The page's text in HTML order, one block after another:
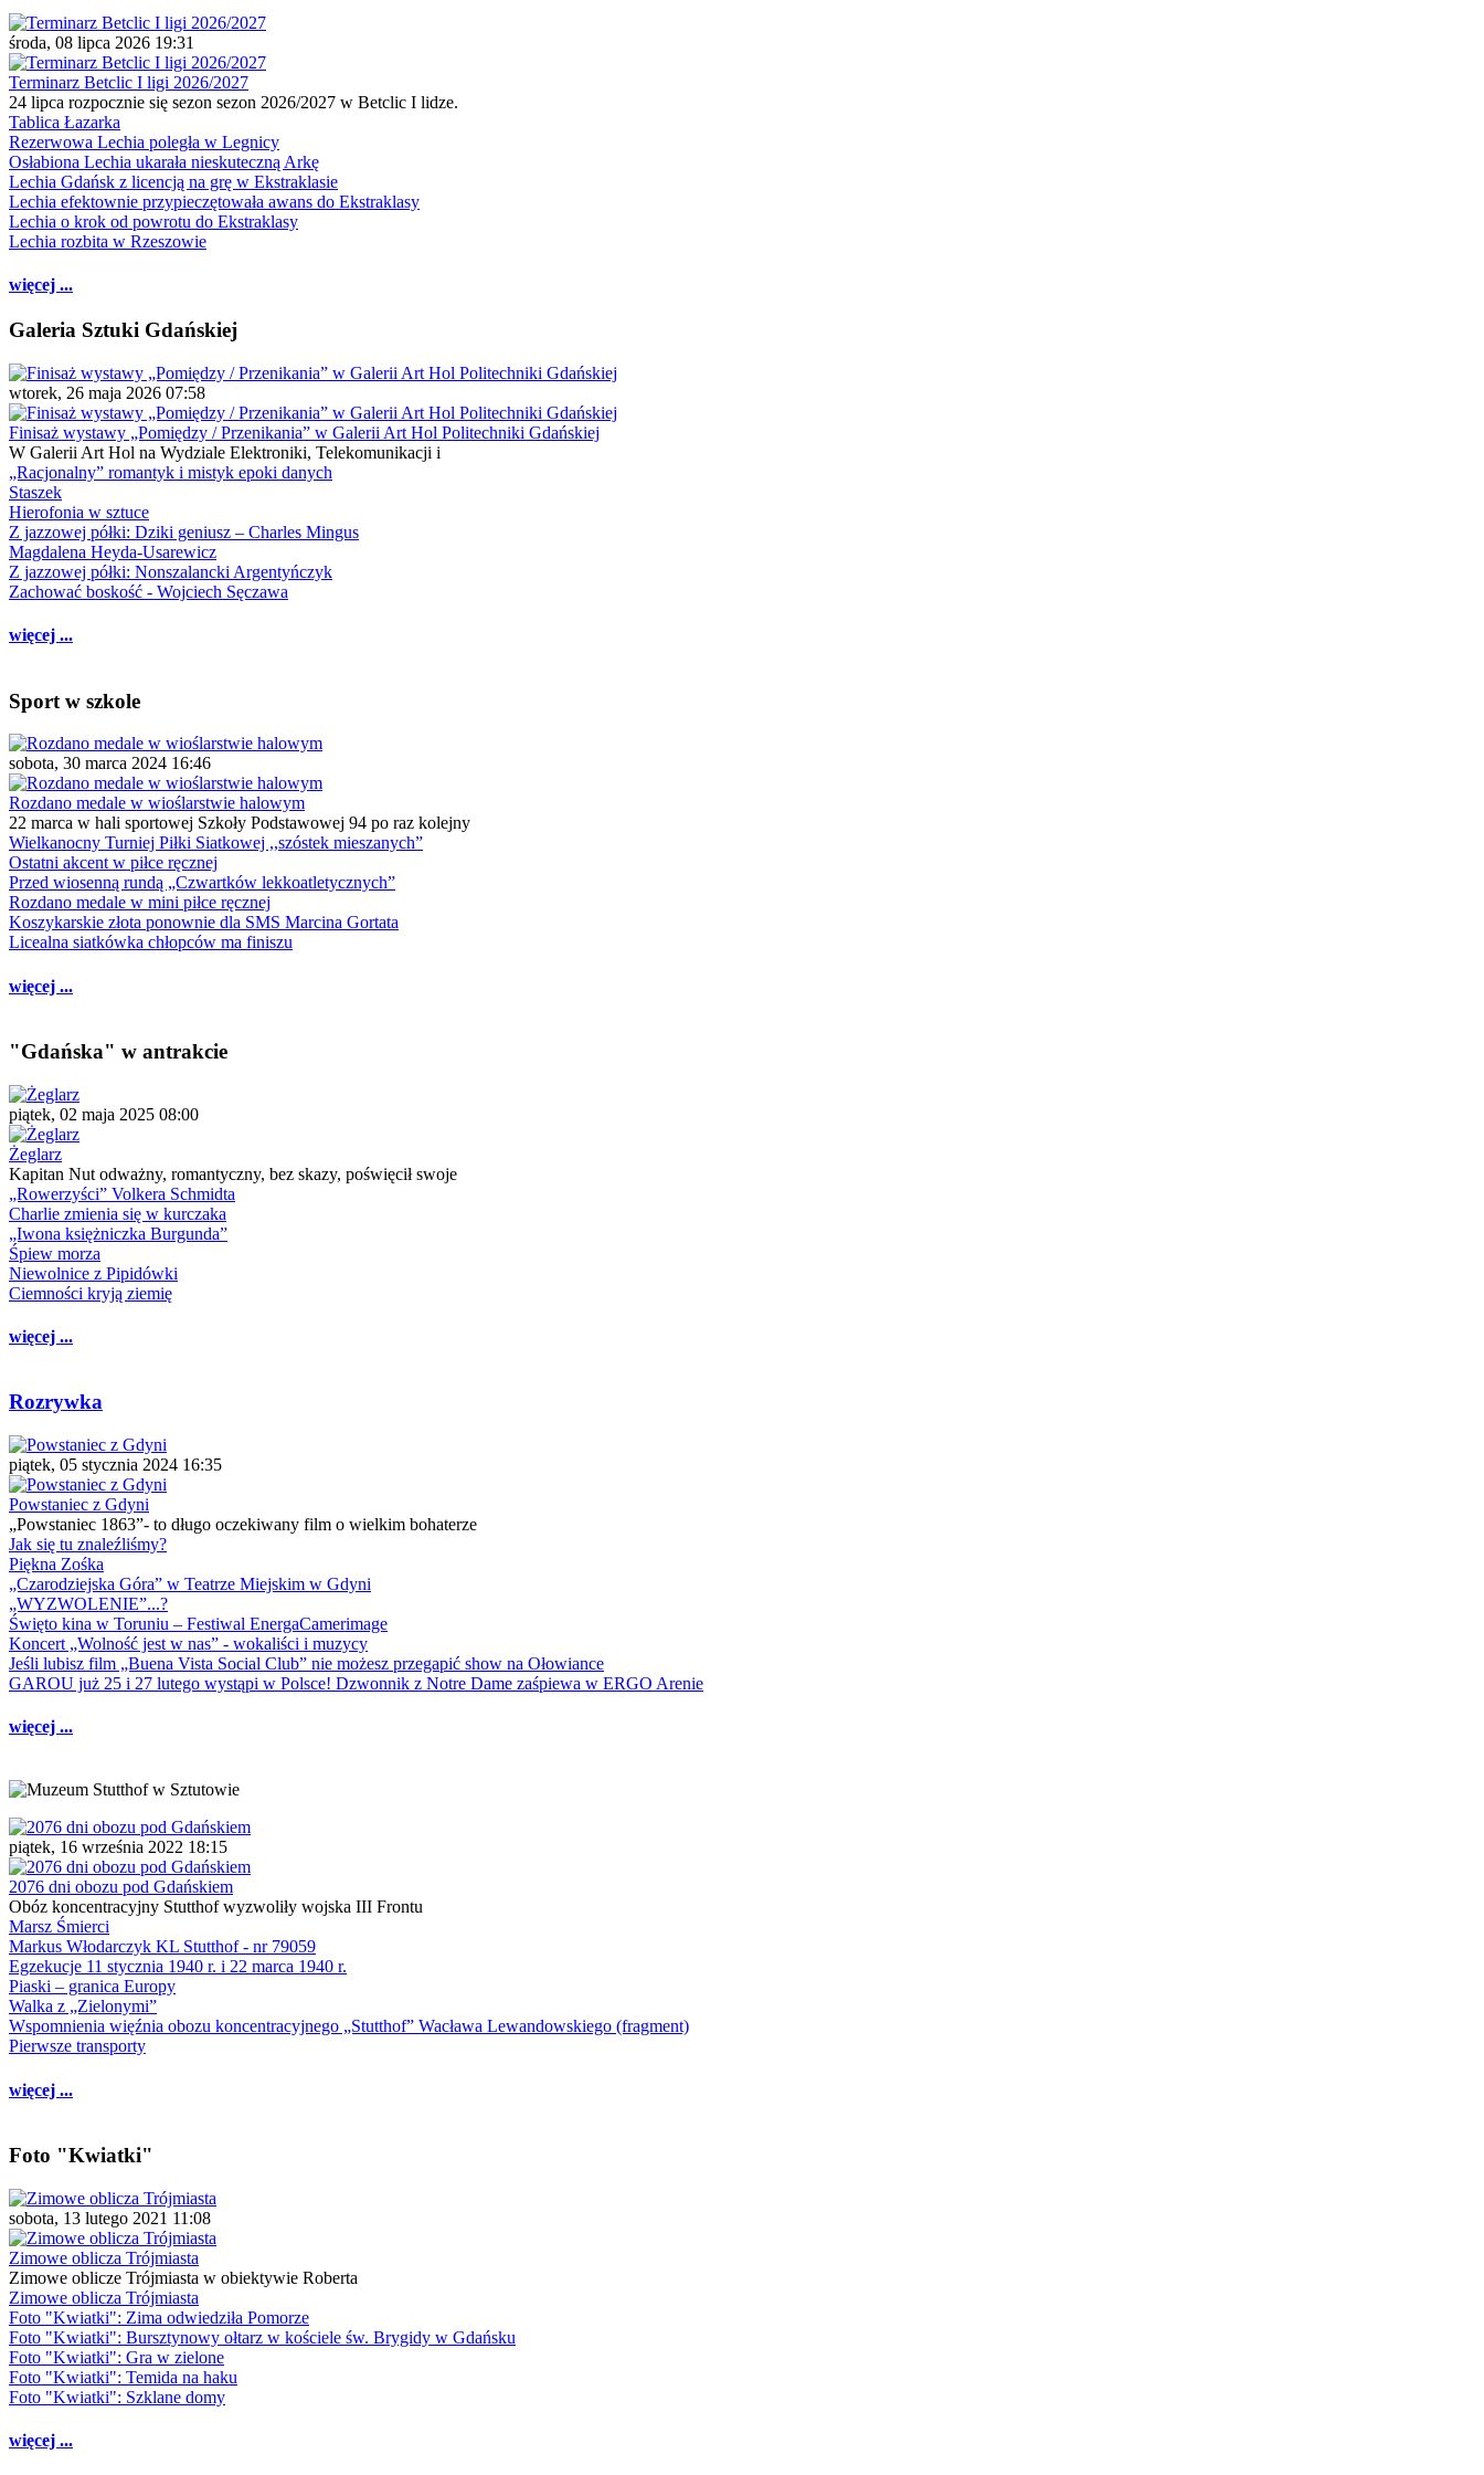
środa, 08 lipca 2026 19:31
Terminarz Betclic I ligi 2026/2027
24 lipca rozpocznie się sezon sezon 2026/2027 w Betclic I lidze.
Tablica Łazarka
Rezerwowa Lechia poległa w Legnicy
Osłabiona Lechia ukarała nieskuteczną Arkę
Lechia Gdańsk z licencją na grę w Ekstraklasie
Lechia efektownie przypieczętowała awans do Ekstraklasy
Lechia o krok od powrotu do Ekstraklasy
Lechia rozbita w Rzeszowie
więcej ...
Galeria Sztuki Gdańskiej
wtorek, 26 maja 2026 07:58
Finisaż wystawy „Pomiędzy / Przenikania” w Galerii Art Hol Politechniki Gdańskiej
W Galerii Art Hol na Wydziale Elektroniki, Telekomunikacji i
„Racjonalny” romantyk i mistyk epoki danych
Staszek
Hierofonia w sztuce
Z jazzowej półki: Dziki geniusz – Charles Mingus
Magdalena Heyda-Usarewicz
Z jazzowej półki: Nonszalancki Argentyńczyk
Zachować boskość - Wojciech Sęczawa
więcej ...
Sport w szkole
sobota, 30 marca 2024 16:46
Rozdano medale w wioślarstwie halowym
22 marca w hali sportowej Szkoły Podstawowej 94 po raz kolejny
Wielkanocny Turniej Piłki Siatkowej ,,szóstek mieszanych”
Ostatni akcent w piłce ręcznej
Przed wiosenną rundą „Czwartków lekkoatletycznych”
Rozdano medale w mini piłce ręcznej
Koszykarskie złota ponownie dla SMS Marcina Gortata
Licealna siatkówka chłopców ma finiszu
więcej ...
"Gdańska" w antrakcie
piątek, 02 maja 2025 08:00
Żeglarz
Kapitan Nut odważny, romantyczny, bez skazy, poświęcił swoje
„Rowerzyści” Volkera Schmidta
Charlie zmienia się w kurczaka
„Iwona księżniczka Burgunda”
Śpiew morza
Niewolnice z Pipidówki
Ciemności kryją ziemię
więcej ...
Rozrywka
piątek, 05 stycznia 2024 16:35
Powstaniec z Gdyni
„Powstaniec 1863”- to długo oczekiwany film o wielkim bohaterze
Jak się tu znaleźliśmy?
Piękna Zośka
„Czarodziejska Góra” w Teatrze Miejskim w Gdyni
„WYZWOLENIE”...?
Święto kina w Toruniu – Festiwal EnergaCamerimage
Koncert „Wolność jest w nas” - wokaliści i muzycy
Jeśli lubisz film „Buena Vista Social Club” nie możesz przegapić show na Ołowiance
GAROU już 25 i 27 lutego wystąpi w Polsce! Dzwonnik z Notre Dame zaśpiewa w ERGO Arenie
więcej ...
piątek, 16 września 2022 18:15
2076 dni obozu pod Gdańskiem
Obóz koncentracyjny Stutthof wyzwoliły wojska III Frontu
Marsz Śmierci
Markus Włodarczyk KL Stutthof - nr 79059
Egzekucje 11 stycznia 1940 r. i 22 marca 1940 r.
Piaski – granica Europy
Walka z „Zielonymi”
Wspomnienia więźnia obozu koncentracyjnego „Stutthof” Wacława Lewandowskiego (fragment)
Pierwsze transporty
więcej ...
Foto "Kwiatki"
sobota, 13 lutego 2021 11:08
Zimowe oblicza Trójmiasta
Zimowe oblicze Trójmiasta w obiektywie Roberta
Zimowe oblicza Trójmiasta
Foto "Kwiatki": Zima odwiedziła Pomorze
Foto "Kwiatki": Bursztynowy ołtarz w kościele św. Brygidy w Gdańsku
Foto "Kwiatki": Gra w zielone
Foto "Kwiatki": Temida na haku
Foto "Kwiatki": Szklane domy
więcej ...